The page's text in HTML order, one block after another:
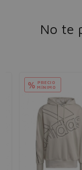
No te
% PRECIO
MÍNIMO